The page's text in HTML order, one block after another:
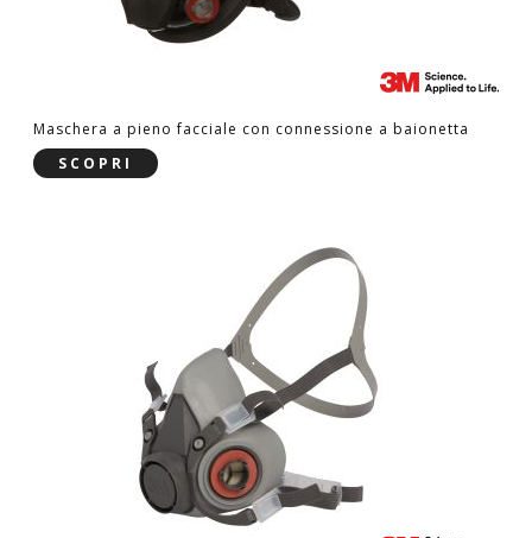
Maschera a pieno facciale con connessione a baionetta
SCOPRI